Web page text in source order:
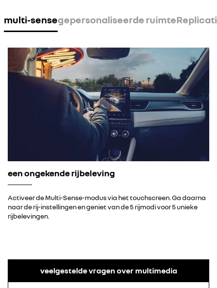
multi-sensegepersonaliseerde ruimte
een ongekende rijbeleving
Activeer de Multi-Sense-modus via het touchscreen. Ga daarna
naar de rij-instellingen en geniet van de 5 rijmodi voor 5 unieke
rijbelevingen.
veelgestelde vragen over multimedia